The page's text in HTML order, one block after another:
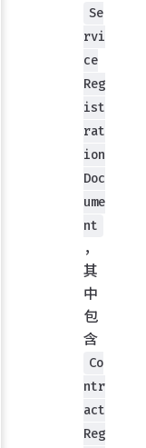
Se
rvi
ce
Reg
ist
rat
ion
Doc
ume
nt
，
其
中
包
含
Co
ntr
act
Reg